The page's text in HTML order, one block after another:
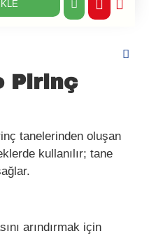
Pirinç
tanelerinden oluşan
kullanılır; tane
arındırmak için